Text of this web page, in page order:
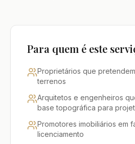
Para quem é este
Proprietários que
terrenos
Arquitetos e engenheiros
base topográfica para
Promotores imobiliários em
licenciamento